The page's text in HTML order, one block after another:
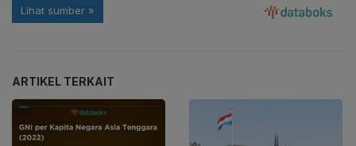
ARTIKEL TERKAIT